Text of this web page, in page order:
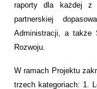
raporty dla każdej z
partnerskiej
Administracji, a także
Rozwoju.
W ramach Projektu
trzech kategoriach: 1.